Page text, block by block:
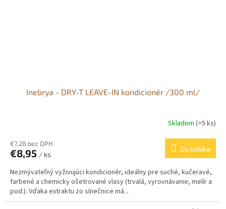
Inebrya - DRY-T LEAVE-IN kondicionér /300 ml/
Skladom (>5 ks)
€7,28 bez DPH
€8,95 / ks
Do košíka
Nezmývateľný vyživujúci kondicionér, ideálny pre suché, kučeravé,
farbené a chemicky ošetrované vlasy (trvalá, vyrovnávanie, melír a
pod.). Vďaka extraktu zo slnečnice má...